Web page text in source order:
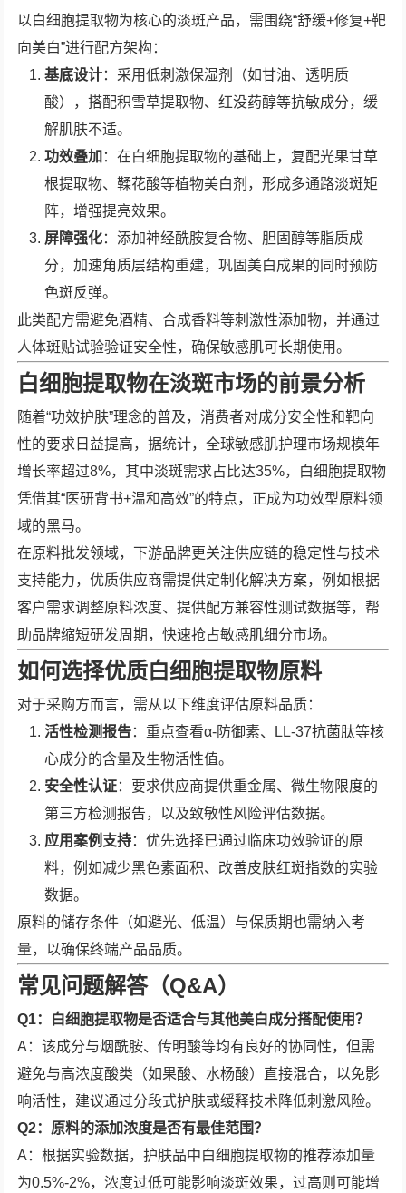
以白细胞提取物为核心的淡斑产品，需围绕“舒缓+修复+靶
向美白”进行配方架构：
基底设计：采用低刺激保湿剂（如甘油、透明质
酸），搭配积雪草提取物、红没药醇等抗敏成分，缓
解肌肤不适。
功效叠加 ：在白细胞提取物的基础上，复配光果甘草
根提取物、鞣花酸等植物美白剂，形成多通路淡斑矩
阵，增强提亮效果。
屏障强化：添加神经酰胺复合物、胆固醇等脂质成
分，加速角质层结构重建，巩固美白成果的同时预防
色斑反弹。
此类配方需避免酒精、合成香料等刺激性添加物，并通过
人体斑贴试验验证安全性，确保敏感肌可长期使用。
白细胞提取物在淡斑市场的前景分析
随着“功效护肤”理念的普及，消费者对成分安全性和靶向
性的要求日益提高，据统计，全球敏感肌护理市场规模年
增长率超过8%，其中淡斑需求占比达35%，白细胞提取物
凭借其“医研背书+温和高效”的特点，正成为功效型原料领
域的黑马。
在原料批发领域，下游品牌更关注供应链的稳定性与技术
支持能力，优质供应商需提供定制化解决方案，例如根据
客户需求调整原料浓度、提供配方兼容性测试数据等，帮
助品牌缩短研发周期，快速抢占敏感肌细分市场。
如何选择优质白细胞提取物原料
对于采购方而言，需从以下维度评估原料品质：
活性检测报告：重点查看α-防御素、LL-37抗菌肽等核
心成分的含量及生物活性值。
安全性认证：要求供应商提供重金属、微生物限度的
第三方检测报告，以及致敏性风险评估数据。
应用案例支持：优先选择已通过临床功效验证的原
料，例如减少黑色素面积、改善皮肤红斑指数的实验
数据。
原料的储存条件（如避光、低温）与保质期也需纳入考
量，以确保终端产品品质。
常见问题解答（Q&A）
Q1：白细胞提取物是否适合与其他美白成分搭配使用？
A：该成分与烟酰胺、传明酸等均有良好的协同性，但需
避免与高浓度酸类（如果酸、水杨酸）直接混合，以免影
响活性，建议通过分段式护肤或缓释技术降低刺激风险。
Q2：原料的添加浓度是否有最佳范围？
A：根据实验数据，护肤品中白细胞提取物的推荐添加量
为0.5%-2%，浓度过低可能影响淡斑效果，过高则可能增